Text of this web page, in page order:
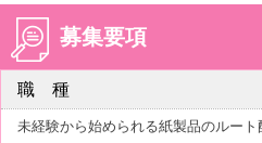
募集要項
職 種
未経験から始められる紙製品のルート